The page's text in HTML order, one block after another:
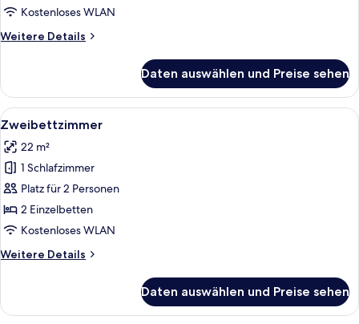
Kostenloses WLAN
Weitere Details
Weitere
Doppelzimmer
Daten auswählen und Preise sehen
Alle
Fotos
für
Zweibettzimmer
anzeigen
Ein Hotelzimmer mit Bett,
6
Zweibettzimmer
22 m²
1 Schlafzimmer
Platz für 2 Personen
2 Einzelbetten
Kostenloses WLAN
Weitere Details
Weitere
Daten auswählen und Preise sehen